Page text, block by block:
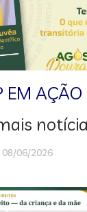
EM AÇÃO
08/06/2026